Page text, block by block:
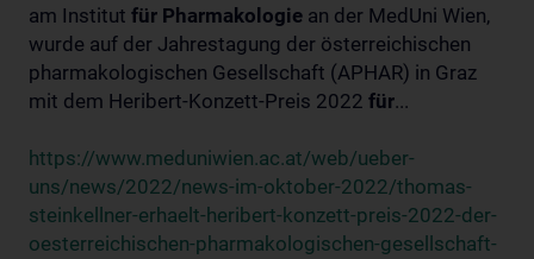
am Institut für Pharmakologie an der MedUni Wien,
wurde auf der Jahrestagung der österreichischen
pharmakologischen Gesellschaft (APHAR) in Graz
mit dem Heribert-Konzett-Preis 2022 für...
https://www.meduniwien.ac.at/web/ueber-
uns/news/2022/news-im-oktober-2022/thomas-
steinkellner-erhaelt-heribert-konzett-preis-2022-der-
oesterreichischen-pharmakologischen-gesellschaft-